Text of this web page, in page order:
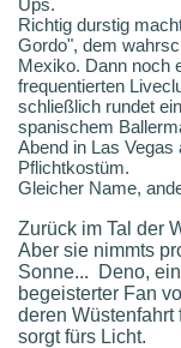
Richtig durstig
Gordo", dem
Mexiko. Dann noch
frequentierten
schließlich rundet
spanischem
Abend in Las Vegas
Pflichtkostüm.
Gleicher Name,
Zurück im Tal der
Aber sie nimmts
Sonne... Deno,
begeisterter Fan
deren Wüstenfahrt
sorgt fürs Licht.